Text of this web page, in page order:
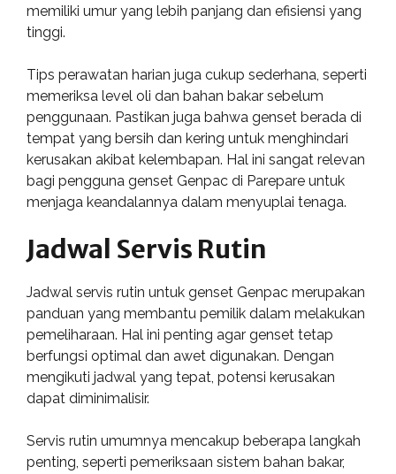
memiliki umur yang lebih panjang dan efisiensi yang
tinggi.
Tips perawatan harian juga cukup sederhana, seperti
memeriksa level oli dan bahan bakar sebelum
penggunaan. Pastikan juga bahwa genset berada di
tempat yang bersih dan kering untuk menghindari
kerusakan akibat kelembapan. Hal ini sangat relevan
bagi pengguna genset Genpac di Parepare untuk
menjaga keandalannya dalam menyuplai tenaga.
Jadwal Servis Rutin
Jadwal servis rutin untuk genset Genpac merupakan
panduan yang membantu pemilik dalam melakukan
pemeliharaan. Hal ini penting agar genset tetap
berfungsi optimal dan awet digunakan. Dengan
mengikuti jadwal yang tepat, potensi kerusakan
dapat diminimalisir.
Servis rutin umumnya mencakup beberapa langkah
penting, seperti pemeriksaan sistem bahan bakar,